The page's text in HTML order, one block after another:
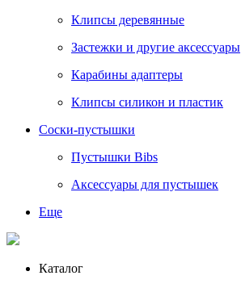
Клипсы деревянные
Застежки и другие аксессуары
Карабины адаптеры
Клипсы силикон и пластик
Соски-пустышки
Пустышки Bibs
Аксессуары для пустышек
Еще
Каталог